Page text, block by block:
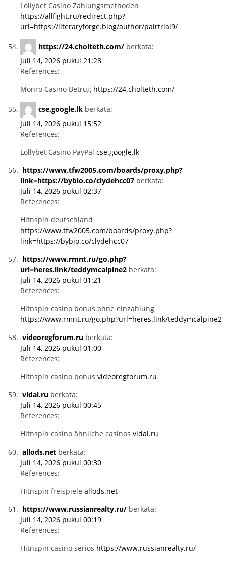
Lollybet Casino Zahlungsmethoden
https://allfight.ru/redirect.php?
url=https://literaryforge.blog/author/pairtrial9/
https://24.cholteth.com/ berkata:
Juli 14, 2026 pukul 21:28
References:
Monro Casino Betrug https://24.cholteth.com/
cse.google.lk berkata:
Juli 14, 2026 pukul 15:52
References:
Lollybet Casino PayPal cse.google.lk
https://www.tfw2005.com/boards/proxy.php?
link=https://bybio.co/clydehcc07 berkata:
Juli 14, 2026 pukul 02:37
References:
Hitnspin deutschland
https://www.tfw2005.com/boards/proxy.php?
link=https://bybio.co/clydehcc07
https://www.rmnt.ru/go.php?
url=heres.link/teddymcalpine2 berkata:
Juli 14, 2026 pukul 01:21
References:
Hitnspin casino bonus ohne einzahlung
https://www.rmnt.ru/go.php?url=heres.link/teddymcalpine2
videoregforum.ru berkata:
Juli 14, 2026 pukul 01:00
References:
Hitnspin casino bonus videoregforum.ru
vidal.ru berkata:
Juli 14, 2026 pukul 00:45
References:
Hitnspin casino ähnliche casinos vidal.ru
allods.net berkata:
Juli 14, 2026 pukul 00:30
References:
Hitnspin freispiele allods.net
https://www.russianrealty.ru/ berkata:
Juli 14, 2026 pukul 00:19
References:
Hitnspin casino seriös https://www.russianrealty.ru/